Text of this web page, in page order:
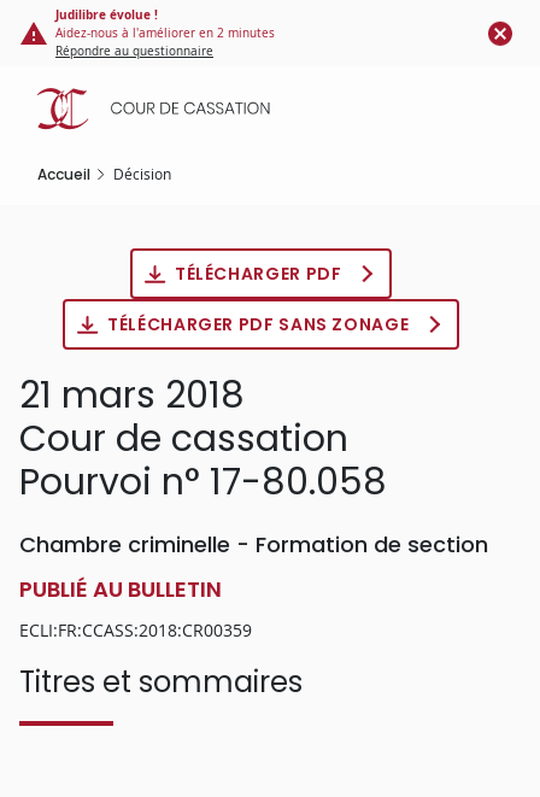
Panneau de gestion des cookies
contenu
principal
Judilibre évolue !
Aidez-nous à l'améliorer en 2 minutes
Répondre au questionnaire
Accueil Décision
TÉLÉCHARGER PDF
TÉLÉCHARGER PDF SANS ZONAGE
21 mars 2018
Cour de cassation
Pourvoi n° 17-80.058
Chambre criminelle - Formation de section
PUBLIÉ AU BULLETIN
ECLI:FR:CCASS:2018:CR00359
Titres et sommaires